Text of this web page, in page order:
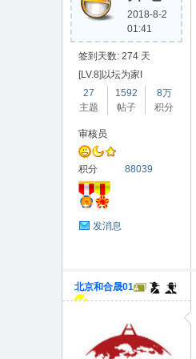
2018-8-2
01:41
签到天数: 274 天
[LV.8]以坛为家I
27
主题
1592
帖子
8万
积分
审核员
积分 88039
发消息
北京和合晟01